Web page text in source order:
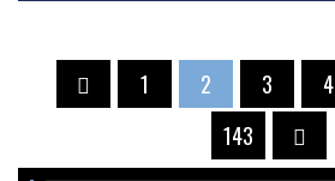
1 2 3 4
143